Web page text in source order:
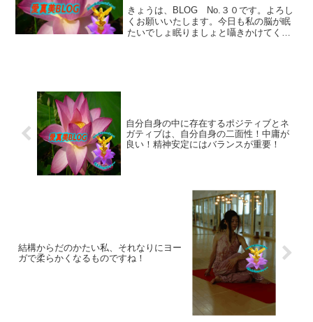
きょうは、BLOG No.３０です。よろし
くお願いいたします。今日も私の脳が眠
たいでしょ眠りましょと囁きかけてくる
自分自身の中に存在するポジティブとネ
ガティブは、自分自身の二面性！中庸が
良い！精神安定にはバランスが重要！
結構からだのかたい私、それなりにヨー
ガで柔らかくなるものですね！